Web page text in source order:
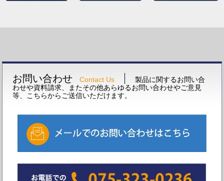
お問い合わせ Contact Us
製品に関するお問い合
わせや資料請求、またその他あらゆるお問い合わせやご意見
等、こちらからご送信いただけます。